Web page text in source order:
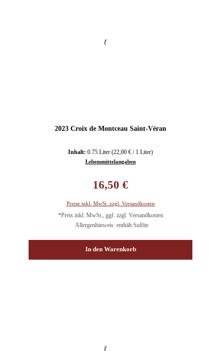
2023 Croix de Montceau Saint-Véran
Inhalt: 0.75 Liter (22,00 € / 1 Liter)
Lebensmittelangaben
16,50 €
Preise inkl. MwSt. zzgl. Versandkosten
*Preis inkl. MwSt., ggf. zzgl. Versandkosten
Allergenhinweis: enthält Sulfite
In den Warenkorb